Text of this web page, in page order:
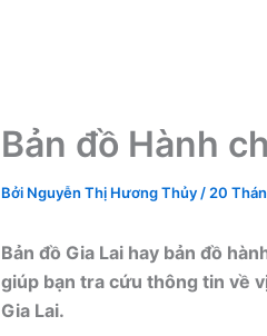
Bản đồ Hành
Bởi Nguyễn Thị Hương Thủy / 20
Bản đồ Gia Lai hay bản đồ
giúp bạn tra cứu thông tin về
Gia Lai.